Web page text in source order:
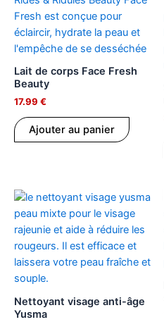
Lait de corps Face Fresh
Beauty
17.99 €
Ajouter au panier
Nettoyant visage anti-âge
Yusma